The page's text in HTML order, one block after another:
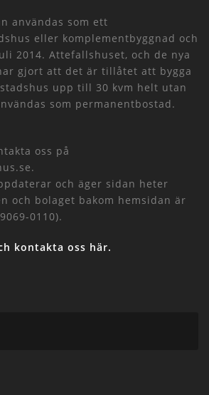
användas som ett
eller komplementbyggnad och
2014. Attefallshuset, och de nya
gjort att det är tillåtet att bygga
upp till 30 kvm helt utan
som permanentbostad.
oss på
och äger sidan heter
och bolaget bakom hemsidan är
0110).
kontakta oss här.